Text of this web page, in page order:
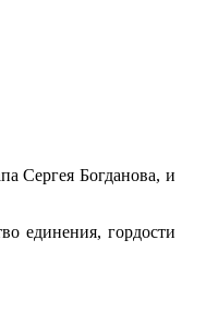
Сергея Богданова, и
единения, гордости